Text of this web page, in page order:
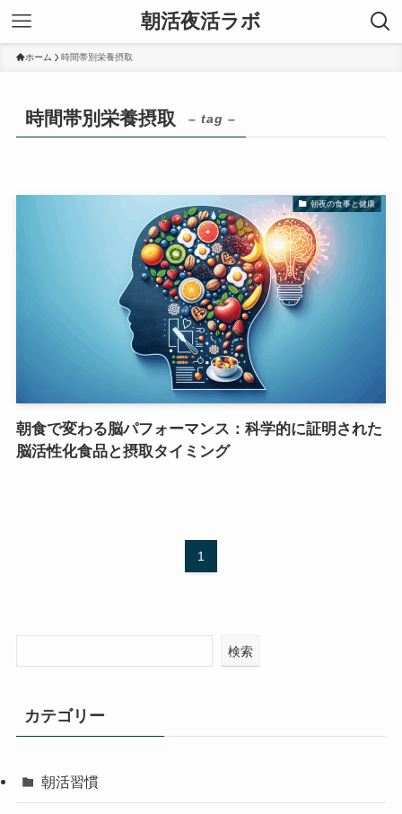
朝活夜活ラボ
ホーム 時間帯別栄養摂取
時間帯別栄養摂取 – tag –
朝夜の食事と健康
朝食で変わる脳パフォーマンス：科学的に証明された
脳活性化食品と摂取タイミング
1
検索
カテゴリー
朝活習慣